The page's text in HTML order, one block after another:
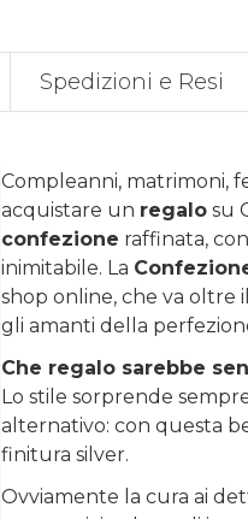
Spedizioni e Resi
Compleanni, matrimoni,
acquistare un regalo su
confezione raffinata,
inimitabile. La
shop online, che va oltre
gli amanti della
Che regalo sarebbe
Lo stile sorprende
alternativo: con questa
finitura silver.
Ovviamente la cura ai